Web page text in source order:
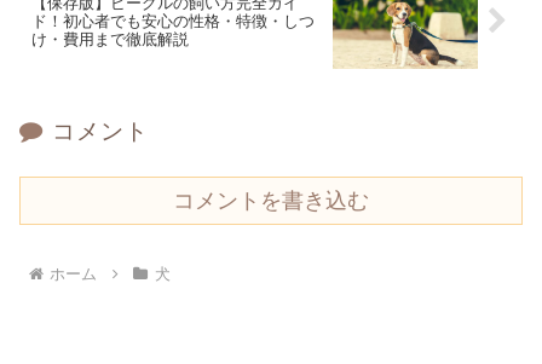
ド！初心者でも安心の性格・特徴・しつ
け・費用まで徹底解説
コメント
コメントを書き込む
ホーム 犬